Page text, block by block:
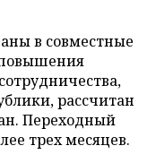
в совместные
рассчитан
Переходный
трех месяцев.